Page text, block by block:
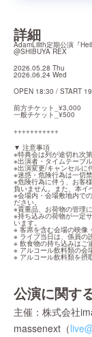
詳細
AdamLilith定期公演『
@SHIBUYA REX
2026.05.28 Thu
2026.06.24 Wed
OPEN 18:30 / START
前方チケット_¥3,000
一般チケット_¥500
+++++++++++
▼ 注意事項
※特典会は列が途切れ次
※出演者・タイムテーブ
※出演変更/キャンセルに
※迷惑・危険行為は一切禁
※危険行為に伴う、お客
負いません。また、本イ
※会場内・会場敷地内で
ださい。
※貴重品、お荷物の管理
※持ち込みの荷物が一定
います。
※ 客席を含む会場の映像
※ ライブ当日は、係員の
※ 飲食物の持ち込みはご
※ アルコール飲料類の会
※ アルコール飲料類を摂
公演に関す
主催：株式会社
massenext（